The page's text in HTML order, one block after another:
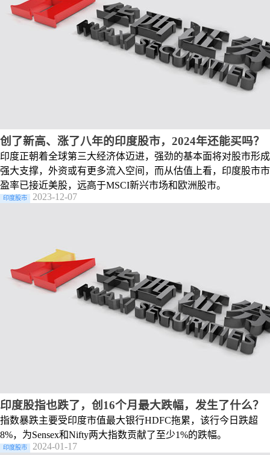
创了新高、涨了八年的印度股市，2024年还能买吗？
印度正朝着全球第三大经济体迈进，强劲的基本面将对股市形成
强大支撑，外资或有更多流入空间，而从估值上看，印度股市市
盈率已接近美股，远高于MSCI新兴市场和欧洲股市。
印度股市 2023-12-07
印度股指也跌了，创16个月最大跌幅，发生了什么？
指数暴跌主要受印度市值最大银行HDFC拖累，该行今日跌超
8%，为Sensex和Nifty两大指数贡献了至少1%的跌幅。
印度股市 2024-01-17